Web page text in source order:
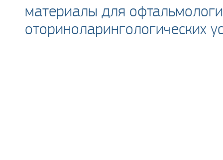
материалы для
оториноларингологических